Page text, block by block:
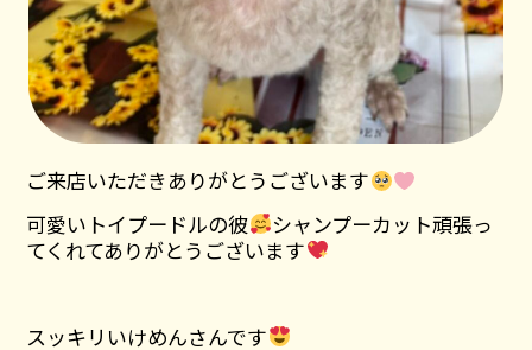
ご来店いただきありがとうございます
可愛いトイプードルの彼
シャンプーカット頑張っ
てくれてありがとうございます
スッキリいけめんさんです